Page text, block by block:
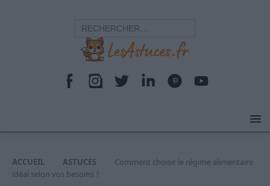
ACCUEIL ASTUCES
Comment choisir le régime alimentaire
idéal selon vos besoins ?